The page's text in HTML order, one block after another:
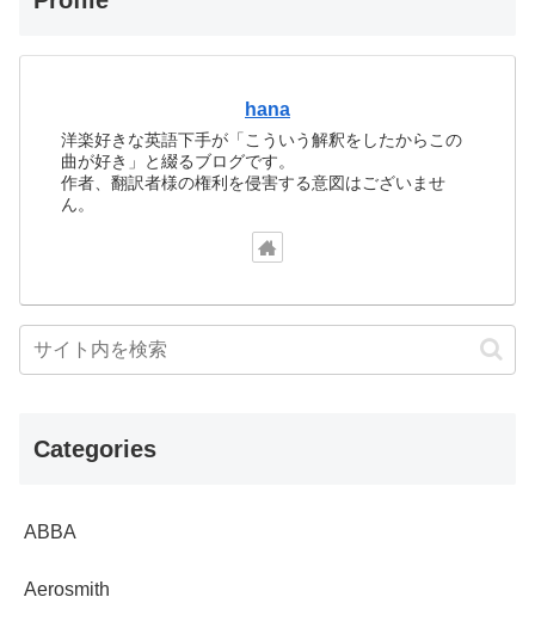
hana
洋楽好きな英語下手が「こういう解釈をしたからこの
曲が好き」と綴るブログです。
作者、翻訳者様の権利を侵害する意図はございませ
ん。
Categories
ABBA
Aerosmith